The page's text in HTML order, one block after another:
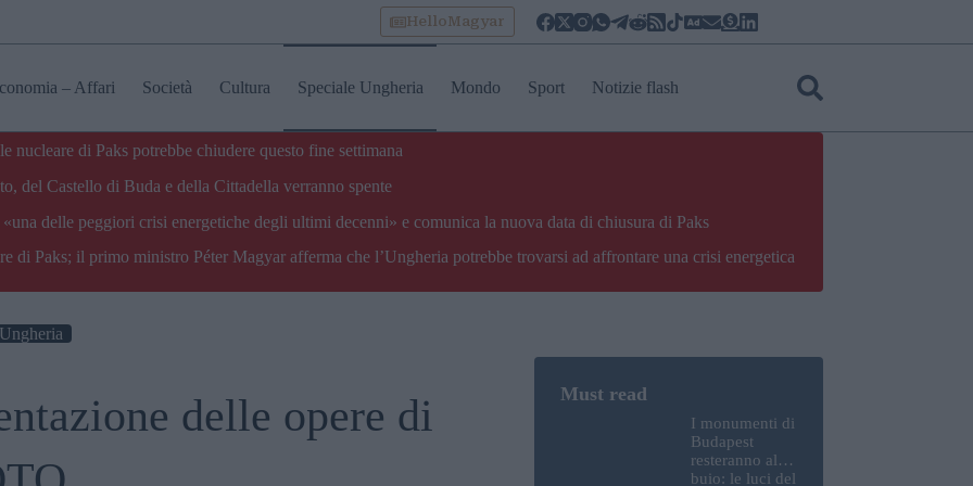
HelloMagyar
– Affari Società Cultura Speciale Ungheria Mondo Sport Notizie flash
nucleare di Paks potrebbe chiudere questo fine settimana
del Castello di Buda e della Cittadella verranno spente
delle peggiori crisi energetiche degli ultimi decenni» e comunica la nuova data di chiusura di Paks
di Paks; il primo ministro Péter Magyar afferma che l’Ungheria potrebbe trovarsi ad affrontare una crisi energetica
delle opere di
I monumenti di
Budapest
resteranno al
buio: le luci del